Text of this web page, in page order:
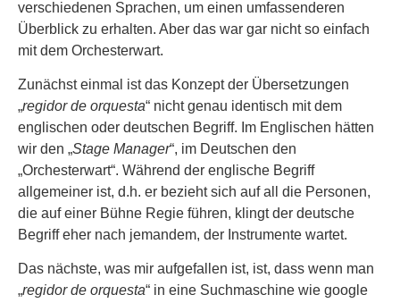
verschiedenen Sprachen, um einen umfassenderen
Überblick zu erhalten. Aber das war gar nicht so einfach
mit dem Orchesterwart.
Zunächst einmal ist das Konzept der Übersetzungen
„regidor de orquesta“ nicht genau identisch mit dem
englischen oder deutschen Begriff. Im Englischen hätten
wir den „Stage Manager“, im Deutschen den
„Orchesterwart“. Während der englische Begriff
allgemeiner ist, d.h. er bezieht sich auf all die Personen,
die auf einer Bühne Regie führen, klingt der deutsche
Begriff eher nach jemandem, der Instrumente wartet.
Das nächste, was mir aufgefallen ist, ist, dass wenn man
„regidor de orquesta“ in eine Suchmaschine wie google